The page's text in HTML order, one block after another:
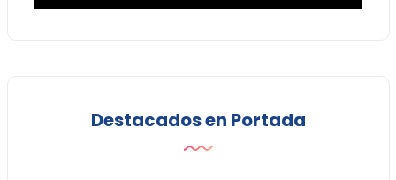
Destacados en Portada